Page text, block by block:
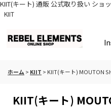
KIIT(キート) 通販 公式取り扱い ショ
KIIT
ホーム > KIIT > KIIT(キート) MOUTON
KIIT(キート)